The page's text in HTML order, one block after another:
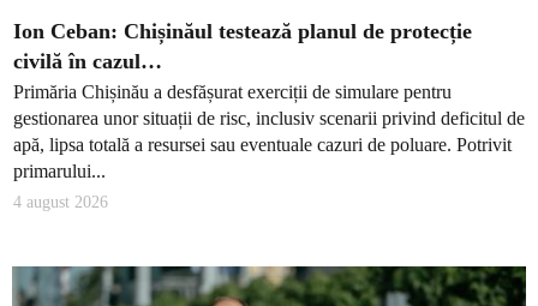
Ion Ceban: Chișinăul testează planul de protecție
civilă în cazul…
Primăria Chișinău a desfășurat exerciții de simulare pentru
gestionarea unor situații de risc, inclusiv scenarii privind deficitul de
apă, lipsa totală a resursei sau eventuale cazuri de poluare. Potrivit
primarului...
4 august 2026